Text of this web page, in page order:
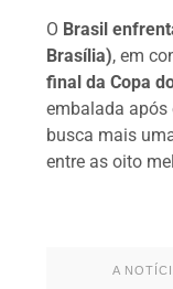
O Brasil
Brasília), em
final da Copa
embalada após
busca mais
entre as oito
A